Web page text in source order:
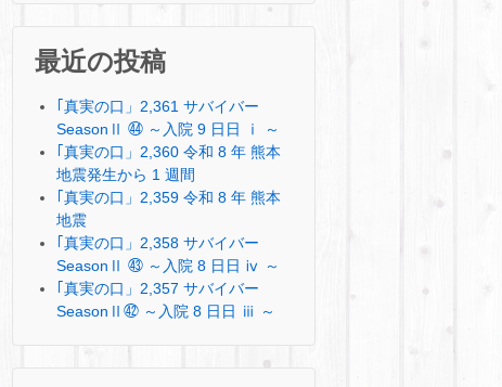
最近の投稿
｢真実の口」2,361 サバイバー
SeasonⅡ ㊹ ～入院 9 日日 ⅰ ～
｢真実の口」2,360 令和 8 年 熊本
地震発生から 1 週間
｢真実の口」2,359 令和 8 年 熊本
地震
｢真実の口」2,358 サバイバー
SeasonⅡ ㊸ ～入院 8 日日 ⅳ ～
｢真実の口」2,357 サバイバー
SeasonⅡ㊷ ～入院 8 日日 ⅲ ～